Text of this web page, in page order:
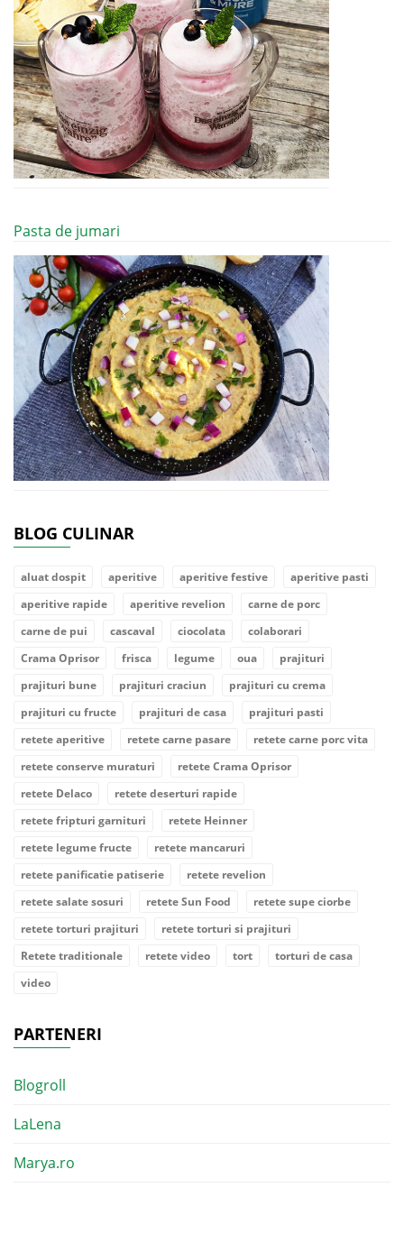
Pasta de jumari
BLOG CULINAR
aluat dospit aperitive aperitive festive
aperitive pasti
aperitive rapide
aperitive revelion
carne de porc
carne de pui
cascaval ciocolata
colaborari
Crama Oprisor
frisca legume oua
prajituri
prajituri bune
prajituri craciun
prajituri cu crema
prajituri cu fructe
prajituri de casa
prajituri pasti
retete aperitive
retete carne pasare
retete carne porc vita
retete conserve muraturi
retete Crama Oprisor
retete Delaco
retete deserturi rapide
retete fripturi garnituri
retete Heinner
retete legume fructe
retete mancaruri
retete panificatie patiserie
retete revelion
retete salate sosuri
retete Sun Food
retete supe ciorbe
retete torturi prajituri
retete torturi si prajituri
Retete traditionale
retete video tort
torturi de casa
video
PARTENERI
Blogroll
LaLena
Marya.ro